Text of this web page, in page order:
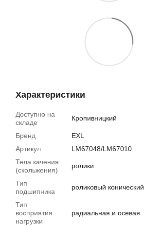
Характеристики
Доступно на
складе
Кропивницкий
Бренд
EXL
Артикул
LM67048/LM67010
Тела качения
(скольжения)
ролики
Тип
подшипника
роликовый конический
Тип
восприятия
нагрузки
радиальная и осевая